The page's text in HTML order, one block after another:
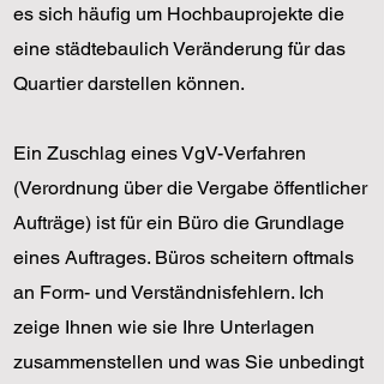
es sich häufig um Hochbauprojekte die
eine städtebaulich Veränderung für das
Quartier darstellen können.
Ein Zuschlag eines VgV-Verfahren
(Verordnung über die Vergabe öffentlicher
Aufträge) ist für ein Büro die Grundlage
eines Auftrages. Büros scheitern oftmals
an Form- und Verständnisfehlern. Ich
zeige Ihnen wie sie Ihre Unterlagen
zusammenstellen und was Sie unbedingt